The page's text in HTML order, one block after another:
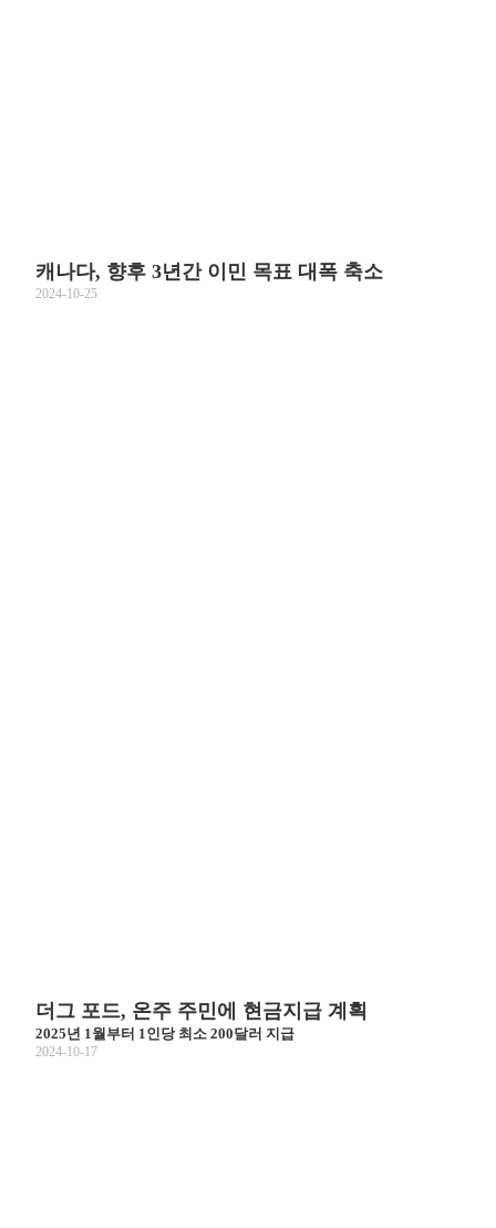
캐나다, 향후 3년간 이민 목표 대폭 축소
2024-10-25
더그 포드, 온주 주민에 현금지급 계획
2025년 1월부터 1인당 최소 200달러 지급
2024-10-17